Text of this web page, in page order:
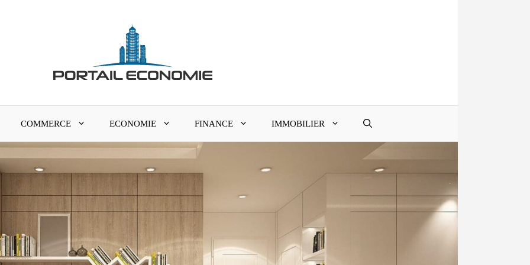
COMMERCE ECONOMIE FINANCE IMMOBILIER